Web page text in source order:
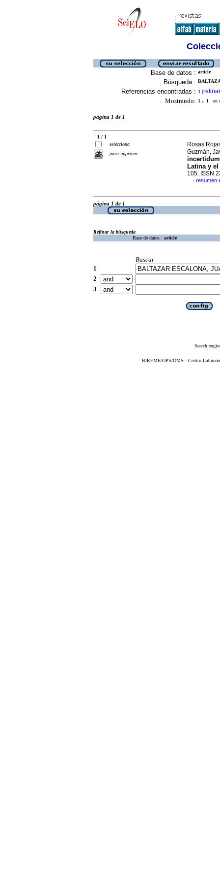
Base de datos : article
Búsqueda :
Referencias encontradas : 1 [refinar
Mostrando: 1 .. 1 en
página 1 de 1
1 / 1
selecciona
para imprimir
Rosas
Guzmán,
Latina y
105. ISSN
· resumen
página 1 de 1
Refinar la búsqueda
Base de datos : article
Buscar
1
2
3
Search
BIREME/OPS/OMS - Centro